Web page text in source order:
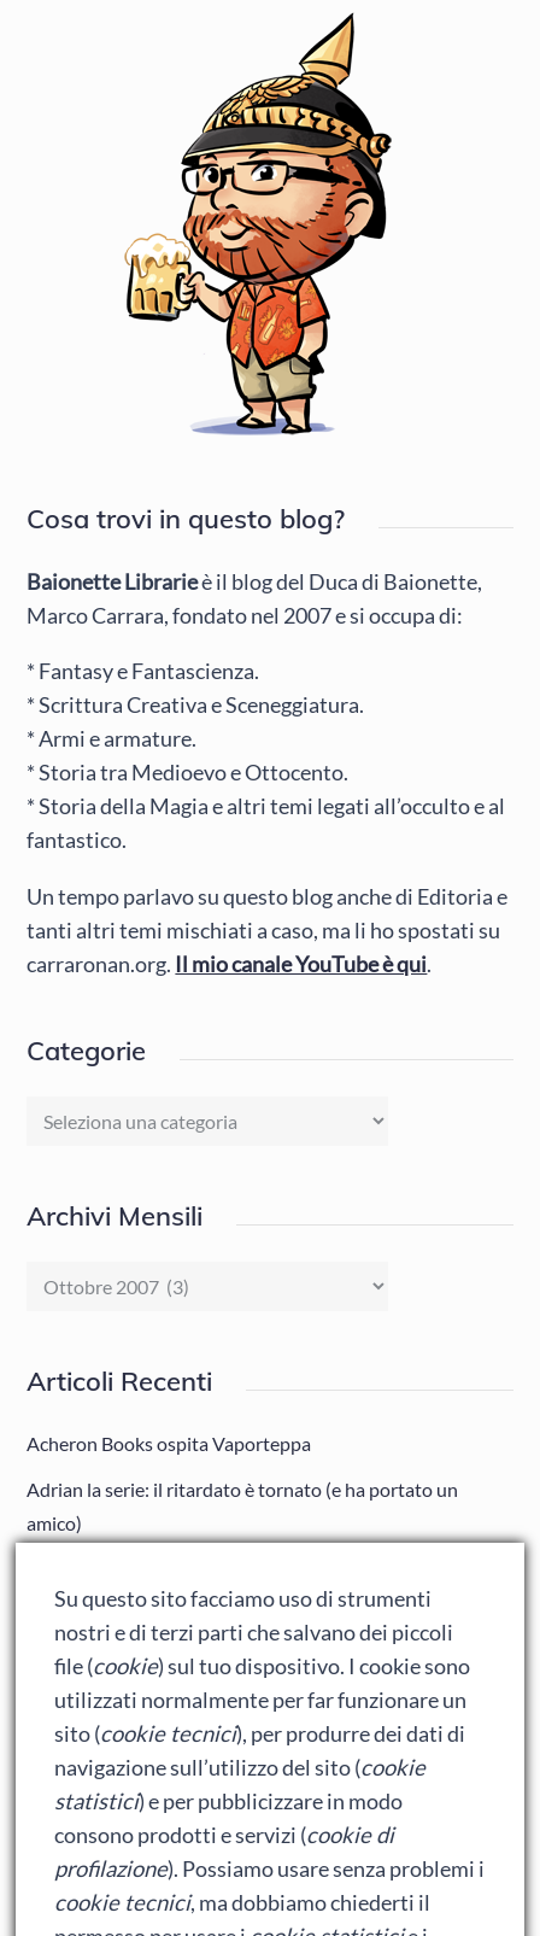
Cosa trovi in questo blog?
Baionette Librarieè il blog del Duca di Baionette,
Marco Carrara, fondato nel 2007 e si occupa di:
* Fantasy e Fantascienza.
* Scrittura Creativa e Sceneggiatura.
* Armi e armature.
* Storia tra Medioevo e Ottocento.
* Storia della Magia e altri temi legati all’occulto e al
fantastico.
Un tempo parlavo su questo blog anche di Editoria e
tanti altri temi mischiati a caso, ma li ho spostati su
carraronan.org. Il mio canale YouTube è qui.
Categorie
Categorie
Archivi Mensili
Archivi
Articoli Recenti
Acheron Books ospita Vaporteppa
Adrian la serie: il ritardato è tornato (e ha portato un
amico)
Ralph spacca Internet: analisi del film
Bumblebee: un buon film dei Transformers
Meta
Accedi
Feed dei contenuti
Feed dei commenti
Su questo sito facciamo uso di strumenti
nostri e di terzi parti che salvano dei piccoli
file (cookie) sul tuo dispositivo. I cookie sono
utilizzati normalmente per far funzionare un
sito (cookie tecnici), per produrre dei dati di
navigazione sull’utilizzo del sito (cookie
statistici) e per pubblicizzare in modo
consono prodotti e servizi (cookie di
profilazione). Possiamo usare senza problemi i
cookie tecnici, ma dobbiamo chiederti il